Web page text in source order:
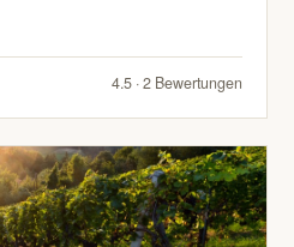
4.5 · 2 Bewertungen